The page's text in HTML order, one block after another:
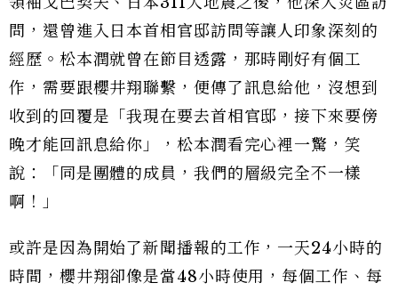
問，還曾進入日本首相官邸訪問等讓人印象深刻的
經歷。松本潤就曾在節目透露，那時剛好有個工
作，需要跟櫻井翔聯繫，便傳了訊息給他，沒想到
收到的回覆是「我現在要去首相官邸，接下來要傍
晚才能回訊息給你」，松本潤看完心裡一驚，笑
說：「同是團體的成員，我們的層級完全不一樣
啊！」
或許是因為開始了新聞播報的工作，一天24小時的
時間，櫻井翔卻像是當48小時使用，每個工作、每